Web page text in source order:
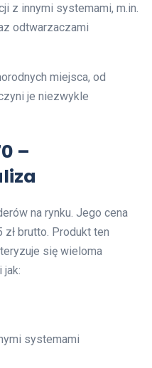
z innymi systemami, m.in.
odtwarzaczami
miejsca, od
je niezwykle
–
na rynku. Jego cena
zł brutto. Produkt ten
się wieloma
jak:
systemami